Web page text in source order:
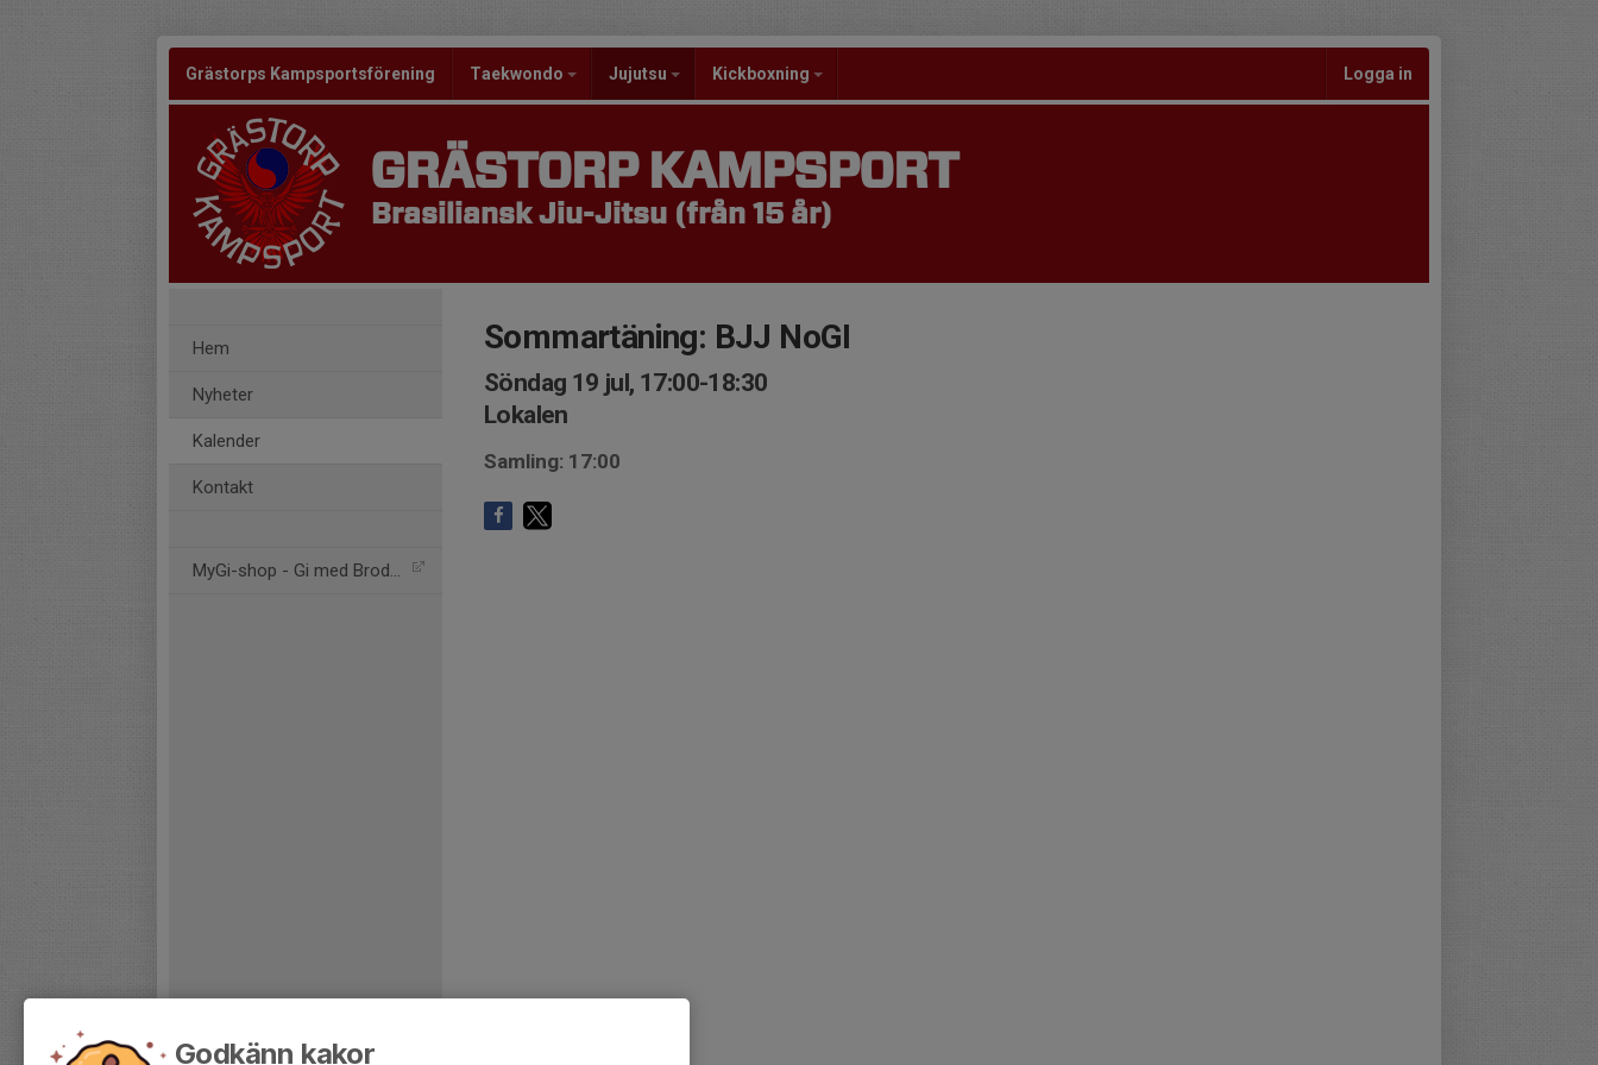
Grästorps Kampsportsförening Taekwondo Jujutsu Kickboxning Logga in
GRÄSTORP KAMPSPORT
Brasiliansk Jiu-Jitsu (från 15 år)
Hem
Nyheter
Kalender
Kontakt
MyGi-shop - Gi med Brodyr
Sommartäning: BJJ NoGI
Söndag 19 jul, 17:00-18:30
Lokalen
Samling: 17:00
Godkänn kakor